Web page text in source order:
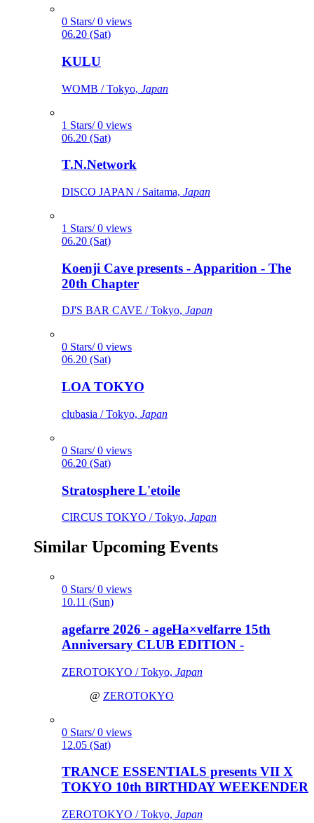
0 Stars/ 0 views
06.20 (Sat)
KULU
WOMB / Tokyo, Japan
1 Stars/ 0 views
06.20 (Sat)
T.N.Network
DISCO JAPAN / Saitama, Japan
1 Stars/ 0 views
06.20 (Sat)
Koenji Cave presents - Apparition - The
20th Chapter
DJ'S BAR CAVE / Tokyo, Japan
0 Stars/ 0 views
06.20 (Sat)
LOA TOKYO
clubasia / Tokyo, Japan
0 Stars/ 0 views
06.20 (Sat)
Stratosphere L'etoile
CIRCUS TOKYO / Tokyo, Japan
Similar Upcoming Events
0 Stars/ 0 views
10.11 (Sun)
agefarre 2026 - ageHa×velfarre 15th
Anniversary CLUB EDITION -
ZEROTOKYO / Tokyo, Japan
@ ZEROTOKYO
0 Stars/ 0 views
12.05 (Sat)
TRANCE ESSENTIALS presents VII X
TOKYO 10th BIRTHDAY WEEKENDER
ZEROTOKYO / Tokyo, Japan